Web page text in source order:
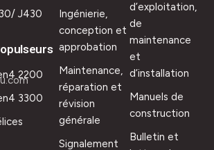
J430
2200
3300
Ingénierie,
conception et
approbation
Maintenance,
réparation et
révision
générale
Signalement
d’exploitation,
de
maintenance
et
d’installation
Manuels de
construction
Bulletin et